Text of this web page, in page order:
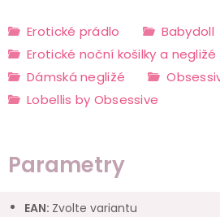
Erotické prádlo
Babydoll
Erotické noční košilky a negližé
Dámská negližé
Lobellis by Obsessive
Parametry
EAN: Zvolte variantu